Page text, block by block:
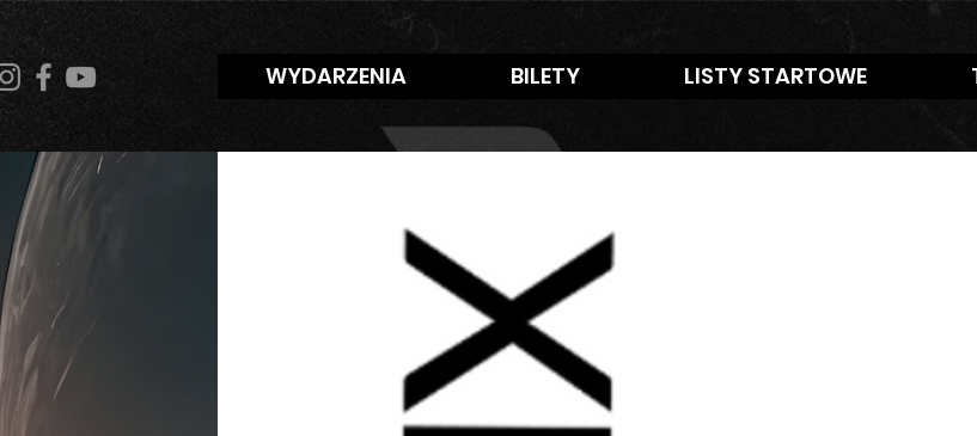
WYDARZENIA BILETY LISTY STARTOWE